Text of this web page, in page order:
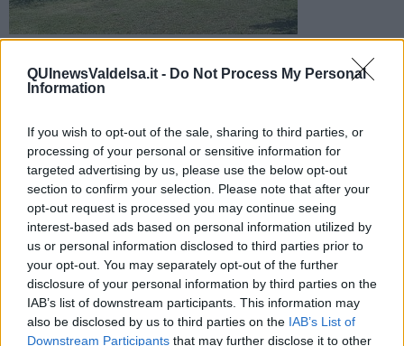
QUInewsValdelsa.it - Do Not Process My Personal
Information
If you wish to opt-out of the sale, sharing to third parties, or
processing of your personal or sensitive information for
targeted advertising by us, please use the below opt-out
section to confirm your selection. Please note that after your
opt-out request is processed you may continue seeing
interest-based ads based on personal information utilized by
us or personal information disclosed to third parties prior to
your opt-out. You may separately opt-out of the further
disclosure of your personal information by third parties on the
IAB’s list of downstream participants. This information may
also be disclosed by us to third parties on the IAB’s List of
Downstream Participants that may further disclose it to other
cifra richiesta, chiedendo indietro il resto: ma sono scoperti
VALDELSA —La nuova truffa che sta dilagando in tutta Italia e che
riguarda gli agriturismi è arrivata anche in Toscana. La truffa, in
sintesi, è questa: all'ufficio prenotazioni della struttura scrivono
degli stranieri, fantomatici professori, che chiedono di solito due o
tre settimane di alloggio e preventivo. Una volta accettato lo stesso,
inviano un assegno il doppio più alto di quanto richiesto,
giustificando il fatto che hanno uno sponsor dietro che paga anche
altri tipo di beni e servizi. Questo induce poi l'agriturismo a
rimandare indietro il resto. Molti di questi hanno dunque portato